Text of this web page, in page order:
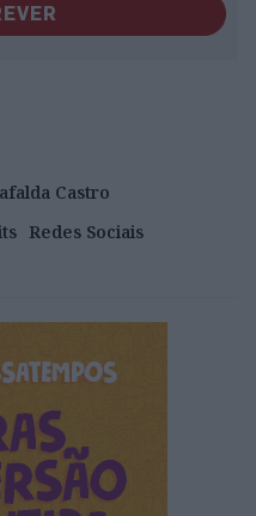
Castro
Redes Sociais